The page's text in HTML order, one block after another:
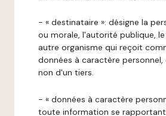
- « destinataire »: désigne la
ou morale, l'autorité publique,
autre organisme qui reçoit
données à caractère personnel,
non d'un tiers.
- « données à caractère
toute information se rapportant